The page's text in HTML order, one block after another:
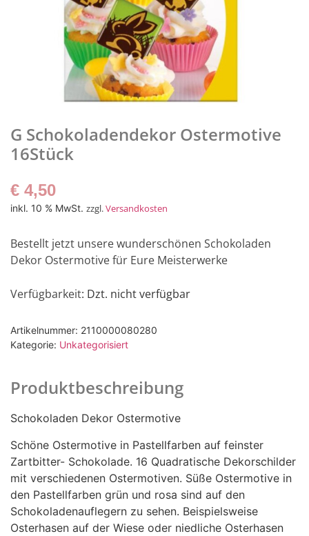
G Schokoladendekor Ostermotive
16Stück
€ 4,50
inkl. 10 % MwSt. zzgl.Versandkosten
Bestellt jetzt unsere wunderschönen Schokoladen
Dekor Ostermotive für Eure Meisterwerke
Verfügbarkeit: Dzt. nicht verfügbar
Artikelnummer: 2110000080280
Kategorie: Unkategorisiert
Produktbeschreibung
Schokoladen Dekor Ostermotive
Schöne Ostermotive in Pastellfarben auf feinster
Zartbitter- Schokolade. 16 Quadratische Dekorschilder
mit verschiedenen Ostermotiven. Süße Ostermotive in
den Pastellfarben grün und rosa sind auf den
Schokoladenauflegern zu sehen. Beispielsweise
Osterhasen auf der Wiese oder niedliche Osterhasen